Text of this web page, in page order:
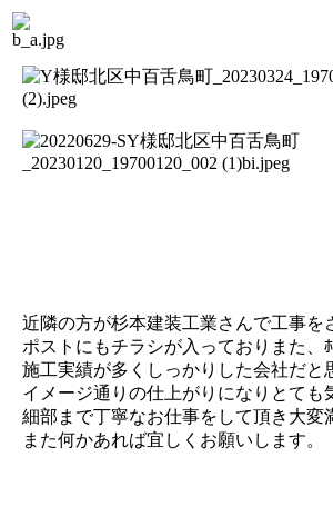
近隣の方が杉本建装工業さんで工事を
ポストにもチラシが入っておりまた、
施工実績が多くしっかりした会社だと
イメージ通りの仕上がりになりとても
細部まで丁寧なお仕事をして頂き大変
また何かあれば宜しくお願いします。